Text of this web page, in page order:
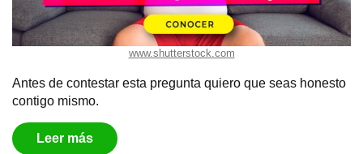
www.shutterstock.com
Antes de contestar esta pregunta quiero que seas honesto
contigo mismo.
Leer más